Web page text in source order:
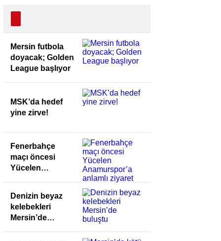
Mersin futbola
doyacak; Golden
League başlıyor
MSK’da hedef
yine zirve!
Fenerbahçe
maçı öncesi
Yücelen
Denizin beyaz
kelebekleri
Mersin’de